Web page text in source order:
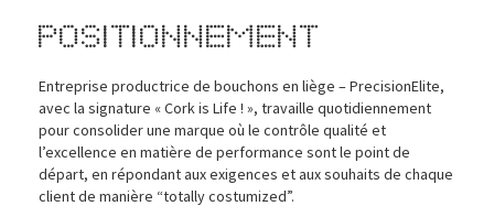
Positionnement
Entreprise productrice de bouchons en liège – PrecisionElite,
avec la signature « Cork is Life ! », travaille quotidiennement
pour consolider une marque où le contrôle qualité et
l’excellence en matière de performance sont le point de
départ, en répondant aux exigences et aux souhaits de chaque
client de manière “totally costumized”.